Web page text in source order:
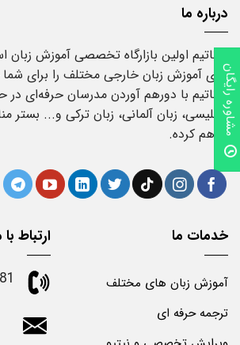
درباره ما
فوناتیم اولین بازارگاه تخصصی آموزش
های آموزش زبان خارجی مختلف را برای شما
فوناتیم با دورهم آوردن مدرسان حرفه‌ای در
انگلیسی، زبان آلمانی، زبان ترکی و... بستر
فراهم کرده.
خدمات ما
آموزش زبان های مختلف
ترجمه حرفه ای
ارتباط با
مشاوره رایگان